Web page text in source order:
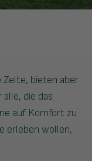
Zelte, bieten aber
die das
auf Komfort zu
erleben wollen,